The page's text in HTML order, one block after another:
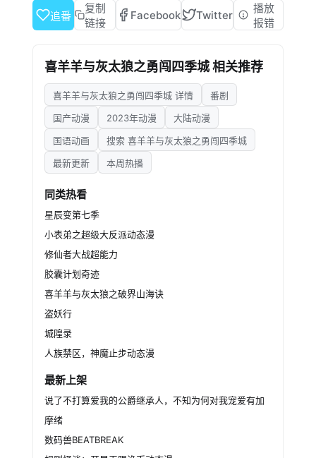
王”，时而清醒，时而捣乱，让整个旅途笑料百
出。羊狼们一路闯关进阶“勇者”能力，同时寻找
一个战胜魔王的勇者传奇呢？
追番
复制
链接
Facebook Twitter
播放
报错
喜羊羊与灰太狼之勇闯四季城 相关推荐
喜羊羊与灰太狼之勇闯四季城 详情
番剧
国产动漫
2023年动漫
大陆动漫
国语动画
搜索 喜羊羊与灰太狼之勇闯四季城
最新更新
本周热播
同类热看
星辰变第七季
小表弟之超级大反派动态漫
修仙者大战超能力
胶囊计划奇迹
喜羊羊与灰太狼之破界山海诀
盗妖行
城隍录
人族禁区，神魔止步动态漫
最新上架
说了不打算爱我的公爵继承人，不知为何对我宠爱有加
摩绪
数码兽BEATBREAK